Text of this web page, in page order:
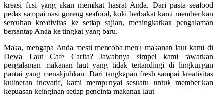
kreasi fusi yang akan memikat hasrat Anda. Dari pasta seafood
pedas sampai nasi goreng seafood, koki berbakat kami memberikan
sentuhan kreativitas ke setiap sajian, meningkatkan pengalaman
bersantap Anda ke tingkat yang baru.
Maka, mengapa Anda mesti mencoba menu makanan laut kami di
Dewa Laut Cafe Carita? Jawabnya simpel kami tawarkan
pengalaman makanan laut yang tidak tertandingi di lingkungan
pantai yang menakjubkan. Dari tangkapan fresh sampai kreativitas
kulineran inovatif, kami mempunyai sesuatu untuk memberikan
kepuasan keinginan setiap pencinta makanan laut.